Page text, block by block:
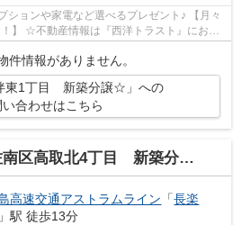
ョンや家電など選べるプレゼント♪ 【月々
】 ☆不動産情報は『西洋トラスト』にお任
件情報がありません。
東1丁目 新築分譲☆」への
い合わせはこちら
区高取北4丁目 新築分譲☆
高速交通アストラムライン 「長楽
」駅 徒歩13分